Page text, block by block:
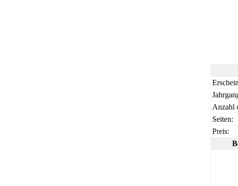
Anzahl
Seiten:
Preis: